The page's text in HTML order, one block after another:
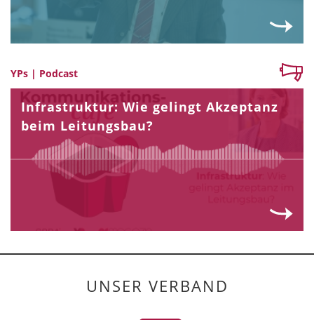
YPs | Podcast
Infrastruktur: Wie gelingt Akzeptanz
beim Leitungsbau?
UNSER VERBAND